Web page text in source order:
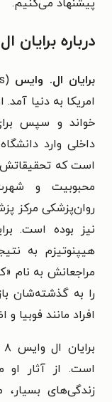
پیشنهاد می‌کنیم.
درباره برایان
برایان ال. وایس
امریکا به دنیا
خواند و سپس
داخلی وارد
است که تحقیقاتش
محبوبیت و
روان‌پزشکی مرکز
نیز بوده است.
هیپنوتیزم به
مراجعانش به نام
را به گذشته‌شان
افراد مانند فوبیا
است. از آثار او
زندگی‌های بسیار،